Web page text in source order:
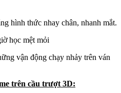
hình thức nhay chân, nhanh mắt.
học mệt mỏi
vận động chạy nhảy trên ván
trên cầu trượt 3D: